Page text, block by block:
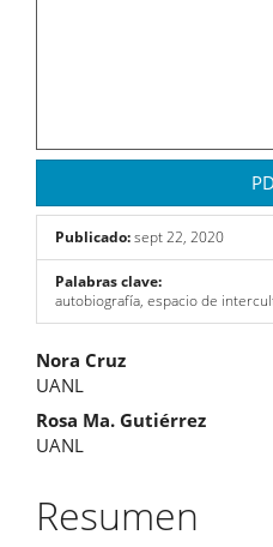
Publicado:sept 22, 2020
Palabras clave:
autobiografía, espacio de
Contenido
principal
del
artículo
Nora Cruz
UANL
Rosa Ma. Gutiérrez
UANL
Resumen